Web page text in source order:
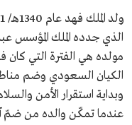
ولد الملك فهد عام 1340هـ/ 1921م بمدينة الرياض في
مولده هي الفترة التي كان
الكيان السعودي وضم
وبداية استقرار الأمن
عندما تمكّن والده من ضمّ